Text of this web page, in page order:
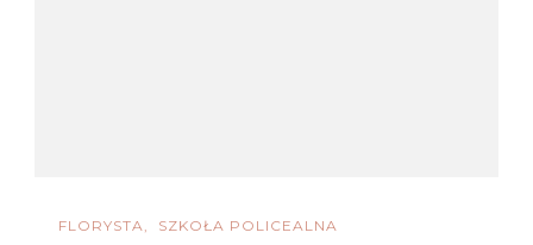
FLORYSTA SZKOŁA POLICEALNA